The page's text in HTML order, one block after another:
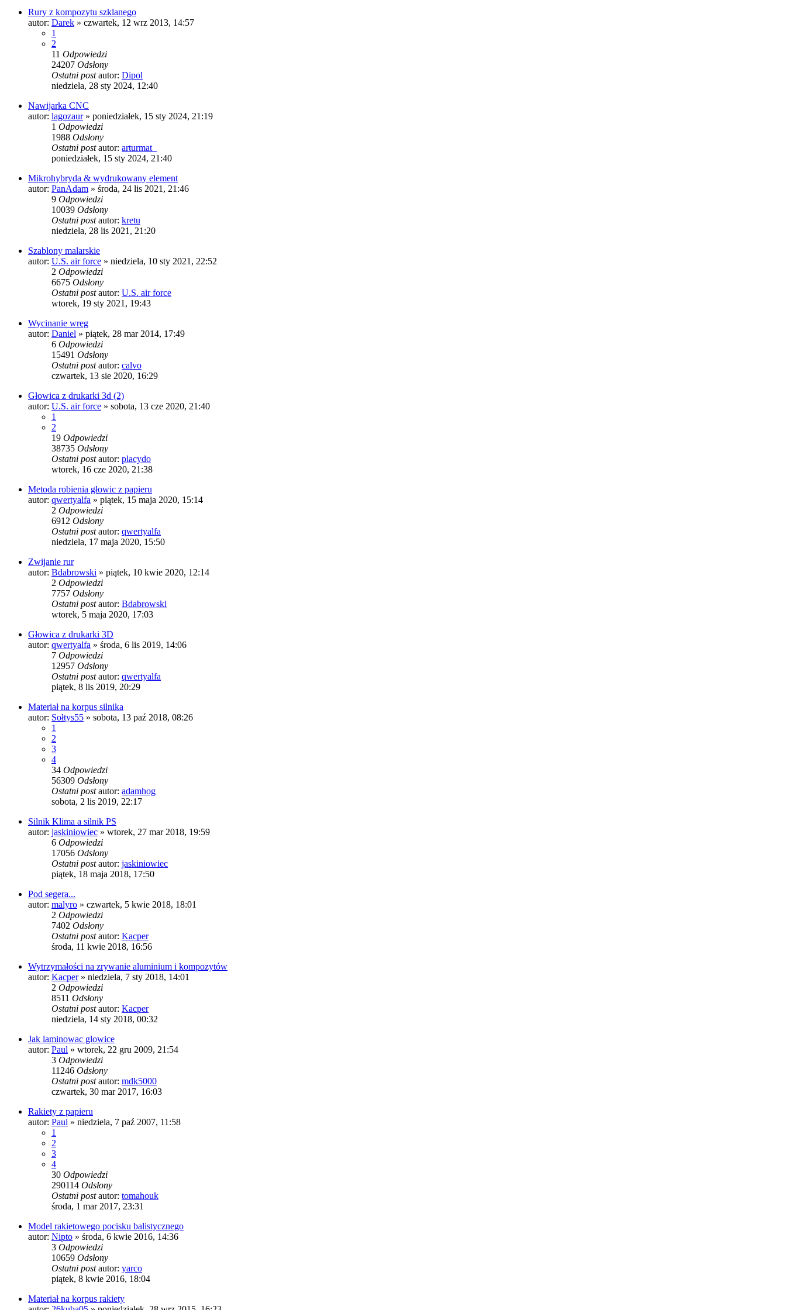
Rury z kompozytu szklanego
autor: Darek » czwartek, 12 wrz 2013, 14:57
1
2
11 Odpowiedzi
24207 Odsłony
Ostatni postautor: Dipol
niedziela, 28 sty 2024, 12:40
Nawijarka CNC
autor: lagozaur» poniedziałek, 15 sty 2024, 21:19
1 Odpowiedzi
1988 Odsłony
Ostatni postautor: arturmat_
poniedziałek, 15 sty 2024, 21:40
Mikrohybryda & wydrukowany element
autor: PanAdam » środa, 24 lis 2021, 21:46
9 Odpowiedzi
10039 Odsłony
Ostatni postautor: kretu
niedziela, 28 lis 2021, 21:20
Szablony malarskie
autor: U.S. air force » niedziela, 10 sty 2021, 22:52
2 Odpowiedzi
6675 Odsłony
Ostatni postautor: U.S. air force
wtorek, 19 sty 2021, 19:43
Wycinanie wręg
autor: Daniel » piątek, 28 mar 2014, 17:49
6 Odpowiedzi
15491 Odsłony
Ostatni postautor: calvo
czwartek, 13 sie 2020, 16:29
Głowica z drukarki 3d (2)
autor: U.S. air force » sobota, 13 cze 2020, 21:40
1
2
19 Odpowiedzi
38735 Odsłony
Ostatni postautor: placydo
wtorek, 16 cze 2020, 21:38
Metoda robienia głowic z papieru
autor: qwertyalfa » piątek, 15 maja 2020, 15:14
2 Odpowiedzi
6912 Odsłony
Ostatni postautor: qwertyalfa
niedziela, 17 maja 2020, 15:50
Zwijanie rur
autor: Bdabrowski » piątek, 10 kwie 2020, 12:14
2 Odpowiedzi
7757 Odsłony
Ostatni postautor: Bdabrowski
wtorek, 5 maja 2020, 17:03
Głowica z drukarki 3D
autor: qwertyalfa » środa, 6 lis 2019, 14:06
7 Odpowiedzi
12957 Odsłony
Ostatni postautor: qwertyalfa
piątek, 8 lis 2019, 20:29
Materiał na korpus silnika
autor: Sołtys55 » sobota, 13 paź 2018, 08:26
1
2
3
4
34 Odpowiedzi
56309 Odsłony
Ostatni postautor: adamhog
sobota, 2 lis 2019, 22:17
Silnik Klima a silnik PS
autor: jaskiniowiec » wtorek, 27 mar 2018, 19:59
6 Odpowiedzi
17056 Odsłony
Ostatni postautor: jaskiniowiec
piątek, 18 maja 2018, 17:50
Pod segera...
autor: malyro » czwartek, 5 kwie 2018, 18:01
2 Odpowiedzi
7402 Odsłony
Ostatni postautor: Kacper
środa, 11 kwie 2018, 16:56
Wytrzymałości na zrywanie aluminium i kompozytów
autor: Kacper» niedziela, 7 sty 2018, 14:01
2 Odpowiedzi
8511 Odsłony
Ostatni postautor: Kacper
niedziela, 14 sty 2018, 00:32
Jak laminowac glowice
autor: Paul » wtorek, 22 gru 2009, 21:54
3 Odpowiedzi
11246 Odsłony
Ostatni postautor: mdk5000
czwartek, 30 mar 2017, 16:03
Rakiety z papieru
autor: Paul » niedziela, 7 paź 2007, 11:58
1
2
3
4
30 Odpowiedzi
290114 Odsłony
Ostatni postautor: tomahouk
środa, 1 mar 2017, 23:31
Model rakietowego pocisku balistycznego
autor: Nipto » środa, 6 kwie 2016, 14:36
3 Odpowiedzi
10659 Odsłony
Ostatni postautor: yarco
piątek, 8 kwie 2016, 18:04
Materiał na korpus rakiety